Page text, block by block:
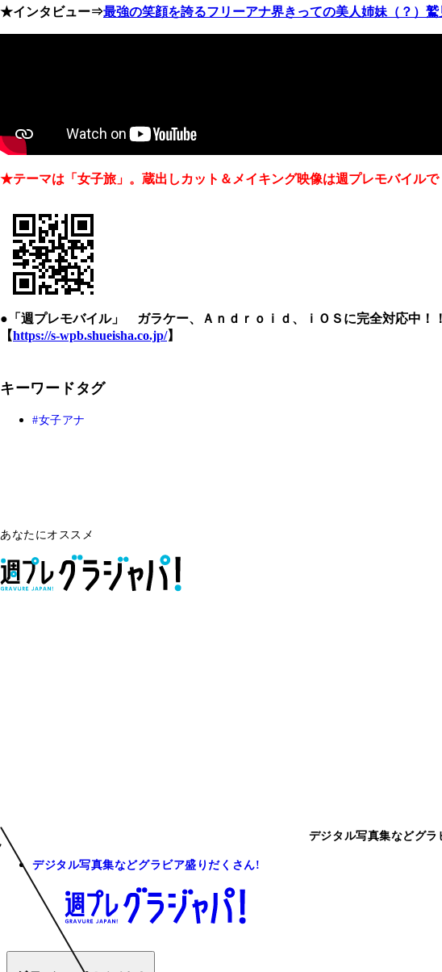
★インタビュー⇒最強の笑顔を誇るフリーアナ界きっての美人姉妹（？）
★テーマは「女子旅」。蔵出しカット＆メイキング映像は週プレモバイルで
●「週プレモバイル」 ガラケー、Ａｎｄｒｏｉｄ、ｉＯＳに完全対応中！！
【https://s-wpb.shueisha.co.jp/】
キーワードタグ
女子アナ
あなたにオススメ
デジタル写真集などグ
デジタル写真集などグラビア盛りだくさん!